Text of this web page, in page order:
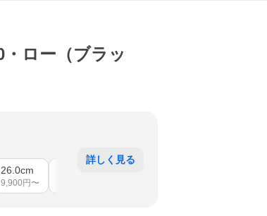
ロー（ブラッ
26.0cm
9,900 円〜
詳しく見る